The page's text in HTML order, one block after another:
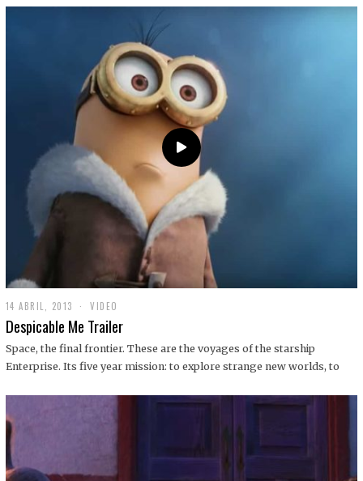
14 ABRIL, 2013
9
D
C
I
1
VIDEO
Despicable Me Trailer
Space, the final frontier. These are the voyages of the starship
Enterprise. Its five year mission: to explore strange new worlds, to